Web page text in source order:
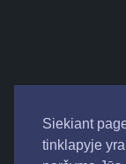
Siekiant
tinklapyje